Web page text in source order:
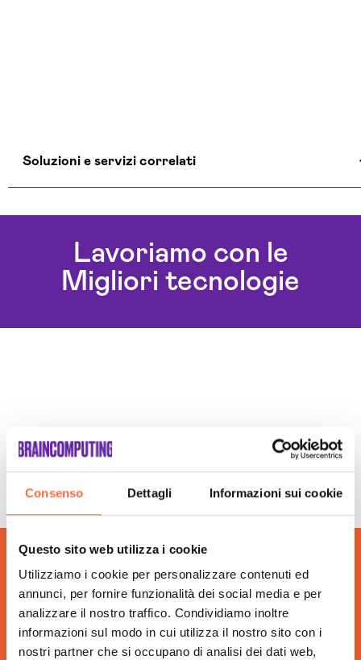
Consenso Dettagli Informazioni sui cookie
Questo sito web utilizza i cookie
Utilizziamo i cookie per personalizzare contenuti ed
annunci, per fornire funzionalità dei social media e per
analizzare il nostro traffico. Condividiamo inoltre
informazioni sul modo in cui utilizza il nostro sito con i
nostri partner che si occupano di analisi dei dati web,
Soluzioni e servizi correlati
Consulenza Cloud Massa-carrara
Servizi Cloud Massa-carrara
Lavoriamo con le
Migliori tecnologie